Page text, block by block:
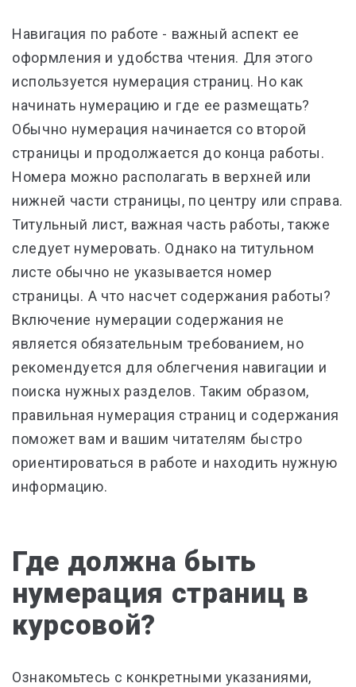
Навигация по работе - важный аспект ее
оформления и удобства чтения. Для этого
используется нумерация страниц. Но как
начинать нумерацию и где ее размещать?
Обычно нумерация начинается со второй
страницы и продолжается до конца работы.
Номера можно располагать в верхней или
нижней части страницы, по центру или справа.
Титульный лист, важная часть работы, также
следует нумеровать. Однако на титульном
листе обычно не указывается номер
страницы. А что насчет содержания работы?
Включение нумерации содержания не
является обязательным требованием, но
рекомендуется для облегчения навигации и
поиска нужных разделов. Таким образом,
правильная нумерация страниц и содержания
поможет вам и вашим читателям быстро
ориентироваться в работе и находить нужную
информацию.
Где должна быть
нумерация страниц в
курсовой?
Ознакомьтесь с конкретными указаниями,